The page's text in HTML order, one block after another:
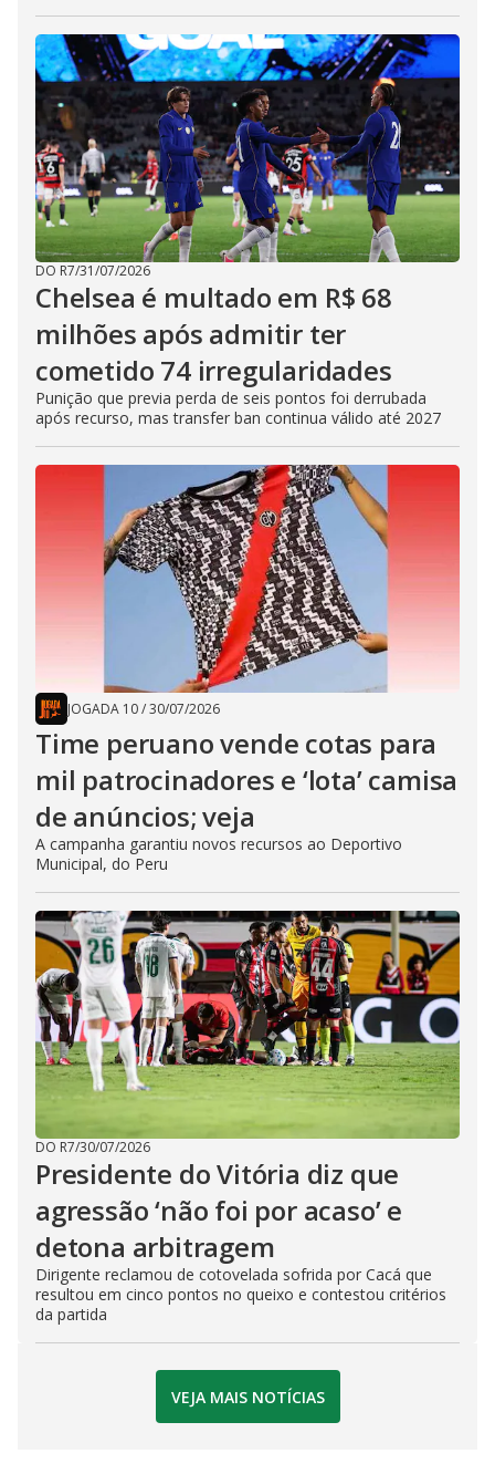
DO R7/31/07/2026
Chelsea é multado em R$ 68
milhões após admitir ter
cometido 74 irregularidades
Punição que previa perda de seis pontos foi derrubada
após recurso, mas transfer ban continua válido até 2027
JOGADA 10/30/07/2026
Time peruano vende cotas para
mil patrocinadores e ‘lota’ camisa
de anúncios; veja
A campanha garantiu novos recursos ao Deportivo
Municipal, do Peru
DO R7/30/07/2026
Presidente do Vitória diz que
agressão ‘não foi por acaso’ e
detona arbitragem
Dirigente reclamou de cotovelada sofrida por Cacá que
resultou em cinco pontos no queixo e contestou critérios
da partida
VEJA MAIS NOTÍCIAS